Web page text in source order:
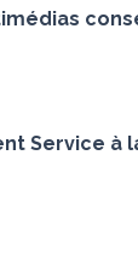
Service à